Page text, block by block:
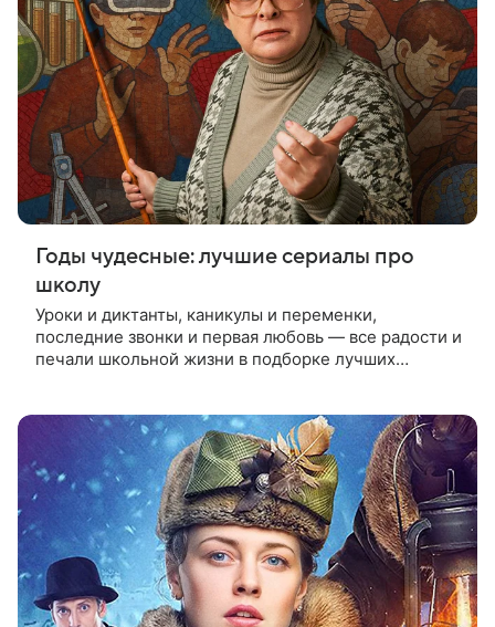
Годы чудесные: лучшие сериалы про
школу
Уроки и диктанты, каникулы и переменки,
последние звонки и первая любовь — все радости и
печали школьной жизни в подборке лучших